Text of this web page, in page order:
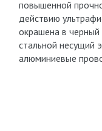
повышенной
действию
окрашена в черный
стальной несущий
алюминиевые